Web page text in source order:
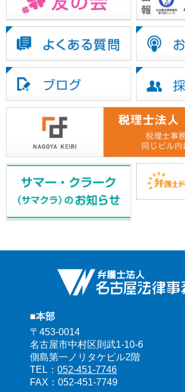
■本部
〒453-0014
名古屋市中村区則武1-10-6
側島第一ノリタケビル2階
TEL： 052-451-7746
FAX：052-451-7749